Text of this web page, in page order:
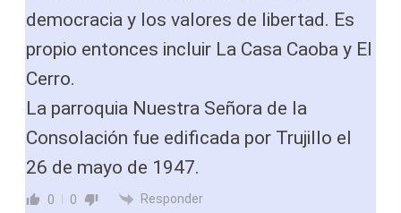
democracia y los valores de libertad. Es
propio entonces incluir La Casa Caoba y El
Cerro.
La parroquia Nuestra Señora de la
Consolación fue edificada por Trujillo el
26 de mayo de 1947.
0 0 Responder